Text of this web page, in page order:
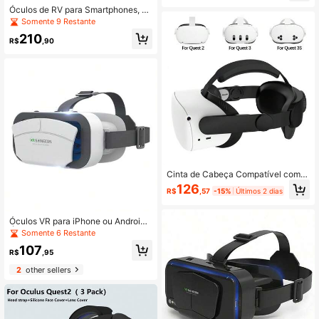
Óculos de RV para Smartphones, Ó
culos de Realidade Virtual 3D com
Lentes Ajustáveis e Faixa de Cabeç
a, Óculos de RV Imersivos para Film
Somente 9 Restante
R$210 ,90
Óculos VR para iPhone ou Android,
Óculos de Realidade Virtual 3D, Co
mpatível com Telefones de 4,7-7 P
olegadas, Suporta Jogos e Filmes p
Somente 6 Restante
R$107 ,95
2other sellers
Cinta de Cabeça Compatível com O
culus Quest 2/Meta Quest 3/Meta
Quest 3S, Acessórios Cinta Ajustáv
R$126 ,57 -15% Últimos 2 dias